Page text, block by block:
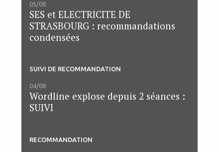
05/08
SES et ELECTRICITE DE
STRASBOURG : recommandations
condensées
SUIVI DE RECOMMANDATION
04/08
Wordline explose depuis 2 séances :
SUIVI
RECOMMANDATION